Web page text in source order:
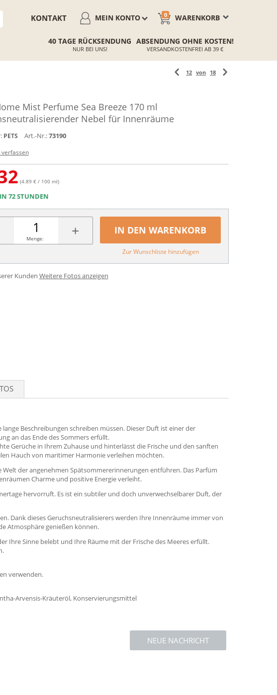
WARENKORB
0
MEIN KONTO
KONTAKT
40 TAGE RÜCKSENDUNG
NUR BEI UNS!
ABSENDUNG OHNE KOSTEN!
VERSANDKOSTENFREI AB 39 €
12 von 18
Mist Perfume Sea Breeze 170 ml
Nebel für Innenräume
PETS Art.-Nr.:73190
verfassen
(4.89 € / 100 ml)
72 STUNDEN
+
Menge:
IN DEN WARENKORB
Zur Wunschliste hinzufügen
Kunden Weitere Fotos anzeigen
Beschreibungen schreiben müssen. Dieser Duft ist einer der
an das Ende des Sommers erfüllt.
Gerüche in Ihrem Zuhause und hinterlässt die Frische und den sanften
Hauch von maritimer Harmonie verleihen möchten.
der angenehmen Spätsommererinnerungen entführen. Das Parfüm
Charme und positive Energie verleiht.
hervorruft. Es ist ein subtiler und doch unverwechselbarer Duft, der
Dank dieses Geruchsneutralisierers werden Ihre Innenräume immer von
Atmosphäre genießen können.
Ihre Sinne belebt und Ihre Räume mit der Frische des Meeres erfüllt.
verwenden.
Arvensis-Kräuteröl, Konservierungsmittel
NEUE NACHRICHT